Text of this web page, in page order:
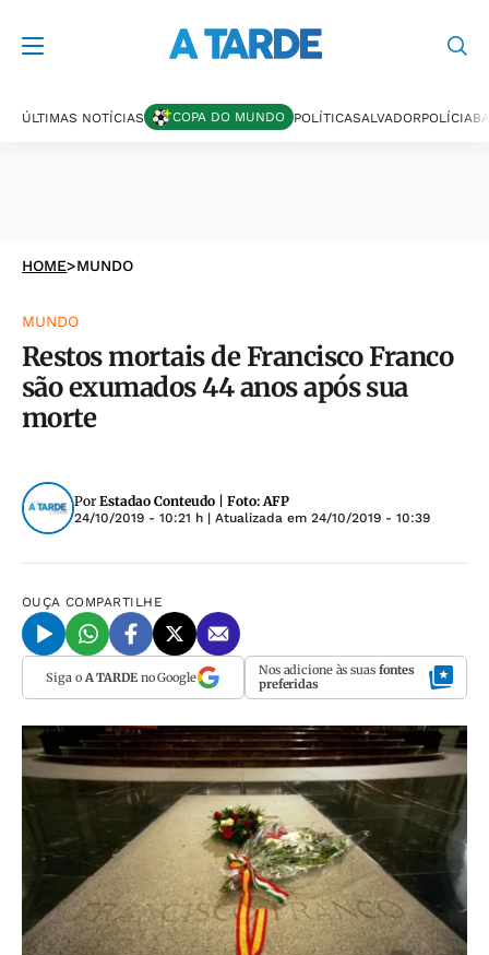
ÚLTIMAS NOTÍCIAS COPA DO MUNDO POLÍTICASALVADORPOLÍCIA
HOME>MUNDO
MUNDO
Restos mortais de Francisco Franco
são exumados 44 anos após sua
morte
Por Estadao Conteudo | Foto: AFP
24/10/2019 - 10:21 h | Atualizada em 24/10/2019 - 10:39
OUÇA COMPARTILHE
Siga o A TARDEno Google Nos adicione às suas fontes
preferidas